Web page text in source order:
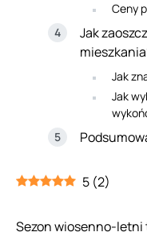
Ceny
Jak
Jak
Jak
5 (2)
Sezon wiosenno-letni